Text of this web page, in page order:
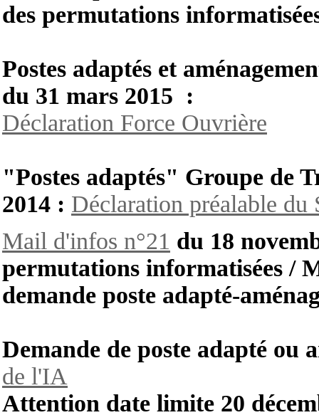
des permutations
Postes adaptés et
du 31 mars 2015 :
Déclaration Force Ouvrière
"Postes adaptés" Groupe de
2014 : Déclaration préalable
Mail d'infos n°21 du 18
permutations informatisées /
demande poste adapté-
Demande de poste adapté ou
de l'IA
Attention date limite 20